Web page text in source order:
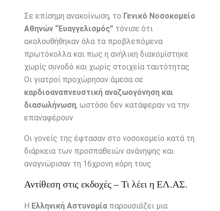
Σε επίσημη ανακοίνωση, το Γενικό Νοσοκομείο
Αθηνών “Ευαγγελισμός” τόνισε ότι
ακολουθήθηκαν όλα τα προβλεπόμενα
πρωτόκολλα και πως η ανήλικη διακομίστηκε
χωρίς συνοδό και χωρίς στοιχεία ταυτότητας.
Οι γιατροί προχώρησαν άμεσα σε
καρδιοαναπνευστική αναζωογόνηση και
διασωλήνωση, ωστόσο δεν κατάφεραν να την
επαναφέρουν.
Οι γονείς της έφτασαν στο νοσοκομείο κατά τη
διάρκεια των προσπαθειών ανάνηψης και
αναγνώρισαν τη 16χρονη κόρη τους.
Αντίθεση στις εκδοχές – Τι λέει η ΕΛ.ΑΣ.
Η Ελληνική Αστυνομίαπαρουσιάζει μια